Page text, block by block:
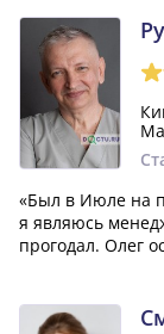
«Был в Июле на
я являюсь
прогодал. Олег
почувствовал